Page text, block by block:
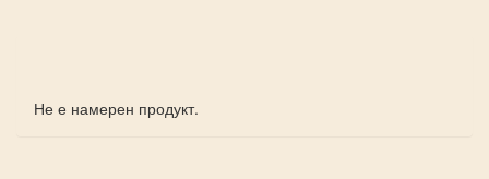
Не е намерен продукт.